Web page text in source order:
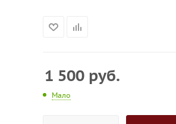
1 500 руб.
Мало